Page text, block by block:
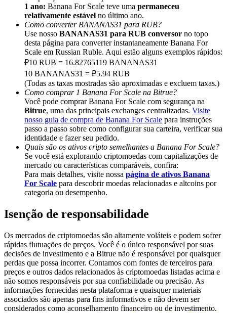
Deposit & Trade BTC to Share 25000 USDT prize pool!
Deposit CASHCAT & Win
Share 500000 CASHCAT prize pool
Exclusive for BitMart Users
Register & Trade to Win 500,000 USDT
Precious Metals Trading Carnival
Trade Gold & Silver · 33,333 USDT Bonus
USDT Flexible Staking | Daily Rewards
BTC New User Exclusive: 6.5% APR
BTC Flexible Staking | Daily Rewards
1 ano: Banana For Scale teve uma permaneceu
relativamente estável no último ano.
Como converter BANANAS31 para RUB?
Use nosso BANANAS31 para RUB conversor no topo
desta página para converter instantaneamente Banana For
Scale em Russian Ruble. Aqui estão alguns exemplos rápidos:
₽10 RUB = 16.82765119 BANANAS31
10 BANANAS31 = ₽5.94 RUB
(Todas as taxas mostradas são aproximadas e excluem taxas.)
Como comprar 1 Banana For Scale na Bitrue?
Você pode comprar Banana For Scale com segurança na
Bitrue, uma das principais exchanges centralizadas. Visite
nosso guia de compra de Banana For Scale para instruções
passo a passo sobre como configurar sua carteira, verificar sua
identidade e fazer seu pedido.
Quais são os ativos cripto semelhantes a Banana For Scale?
Se você está explorando criptomoedas com capitalizações de
mercado ou características comparáveis, confira:
Para mais detalhes, visite nossa página de ativos Banana
For Scale para descobrir moedas relacionadas e altcoins por
categoria ou desempenho.
Isenção de responsabilidade
Os mercados de criptomoedas são altamente voláteis e podem sofrer
rápidas flutuações de preços. Você é o único responsável por suas
decisões de investimento e a Bitrue não é responsável por quaisquer
perdas que possa incorrer. Contamos com fontes de terceiros para
preços e outros dados relacionados às criptomoedas listadas acima e
não somos responsáveis por sua confiabilidade ou precisão. As
informações fornecidas nesta plataforma e quaisquer materiais
associados são apenas para fins informativos e não devem ser
considerados como aconselhamento financeiro ou de investimento.